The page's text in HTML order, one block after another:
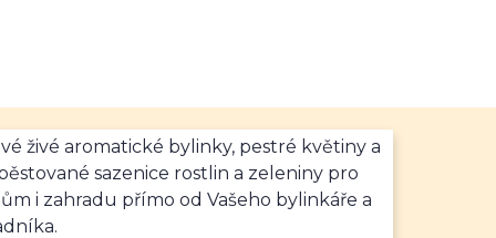
živé aromatické bylinky, pestré květiny a
sazenice rostlin a zeleniny pro
i zahradu přímo od Vašeho bylinkáře a